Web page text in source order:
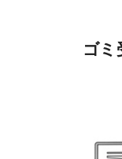
ゴミ